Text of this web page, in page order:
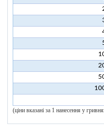
(ціни вказані за 1 нанесення у